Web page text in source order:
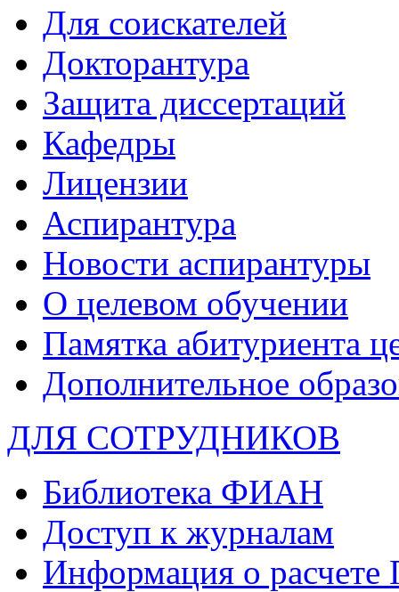
Для соискателей
Докторантура
Защита диссертаций
Кафедры
Лицензии
Аспирантура
Новости аспирантуры
О целевом обучении
Памятка абитуриента
Дополнительное
ДЛЯ СОТРУДНИКОВ
Библиотека ФИАН
Доступ к журналам
Информация о